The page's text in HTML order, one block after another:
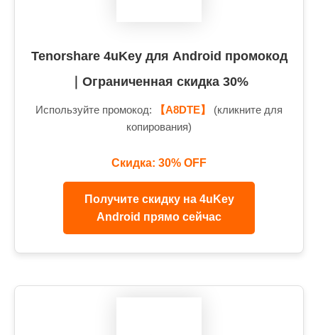
Tenorshare 4uKey для Android промокод
｜Ограниченная скидка 30%
Используйте промокод: 【A8DTE】
(кликните для
копирования)
Скидка: 30% OFF
Получите скидку на 4uKey
Android прямо сейчас